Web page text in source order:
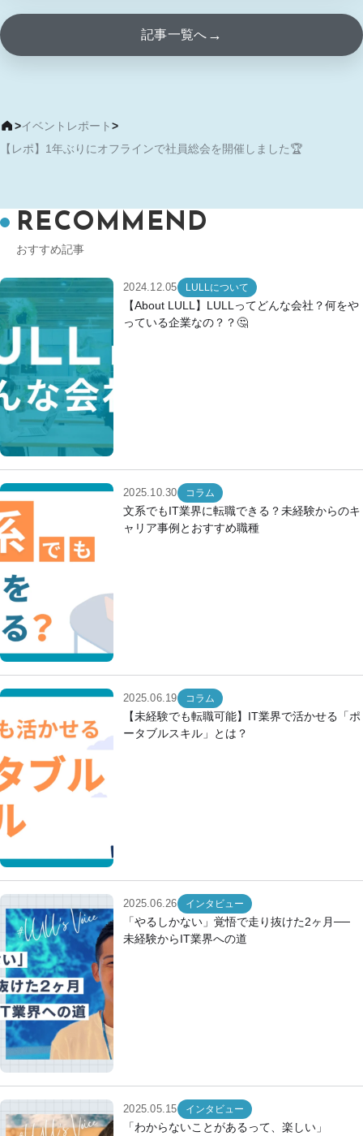
記事一覧へ →
>イベントレポート>
【レポ】1年ぶりにオフラインで社員総会を開催しました🏆
RECOMMEND
おすすめ記事
2024.12.05 LULLについて
【About LULL】LULLってどんな会社？何をや
っている企業なの？？🤔
2025.10.30 コラム
文系でもIT業界に転職できる？未経験からのキ
ャリア事例とおすすめ職種
2025.06.19 コラム
【未経験でも転職可能】IT業界で活かせる「ポ
ータブルスキル」とは？
2025.06.26 インタビュー
「やるしかない」覚悟で走り抜けた2ヶ月──
未経験からIT業界への道
2025.05.15 インタビュー
「わからないことがあるって、楽しい」